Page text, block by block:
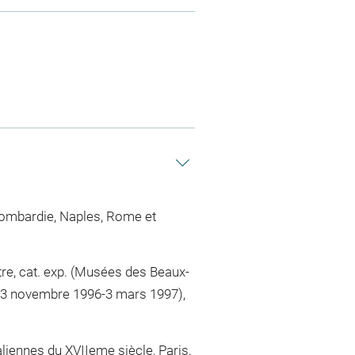
Naples, Rome et
cat. exp. (Musées des Beaux-
novembre 1996-3 mars 1997),
du XVIIeme siècle, Paris,